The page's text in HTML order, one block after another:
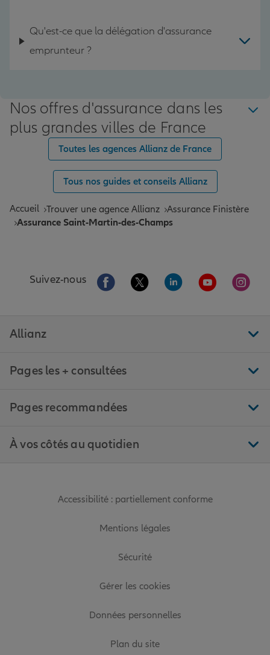
Qu'est-ce que la délégation d'assurance
emprunteur ?
Nos offres d'assurance dans les
plus grandes villes de France
Toutes les agences Allianz de France
Tous nos guides et conseils Allianz
Accueil Trouver une agence Allianz Assurance Finistère
Assurance Saint-Martin-des-Champs
Suivez-nous Aller sur la page Facebook de Allianz
Aller sur la page Twitter de
Aller sur la page
Aller sur la
Aller
Allianz
Pages les + consultées
Pages recommandées
À vos côtés au quotidien
Accessibilité : partiellement conforme
Mentions légales
Sécurité
Gérer les cookies
Données personnelles
Plan du site